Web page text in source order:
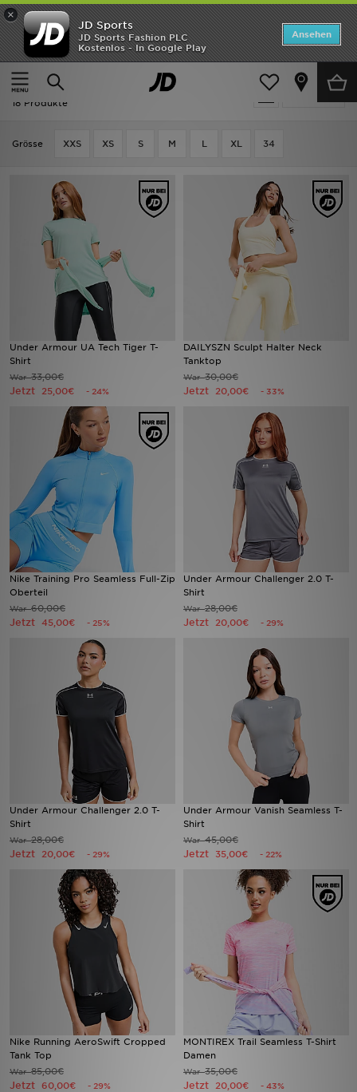
×
JD Sports
JD Sports Fashion PLC
Kostenlos - In Google Play
Ansehen
Startseite
Frauen Frauenkleidung Fitness Tops
verfeinern
Ausverkauf | Frauen - Fitness Tops
18 Produkte
Grӧsse XXS XS S M L XL 34
Under Armour UA Tech Tiger T-
Shirt
War33,00€
Jetzt 25,00€ - 24%
DAILYSZN Sculpt Halter Neck
Tanktop
War30,00€
Jetzt 20,00€ - 33%
Nike Training Pro Seamless Full-Zip
Oberteil
War60,00€
Jetzt 45,00€ - 25%
Under Armour Challenger 2.0 T-
Shirt
War28,00€
Jetzt 20,00€ - 29%
Under Armour Challenger 2.0 T-
Shirt
War28,00€
Jetzt 20,00€ - 29%
Under Armour Vanish Seamless T-
Shirt
War45,00€
Jetzt 35,00€ - 22%
Nike Running AeroSwift Cropped
Tank Top
War85,00€
Jetzt 60,00€ - 29%
MONTIREX Trail Seamless T-Shirt
Damen
War35,00€
Jetzt 20,00€ - 43%
Startseite
ANGEBOTE
Marken
Damen
Kinder
Bestsellers
JD Exklusives
Fußball
Sport
Lade Die APP
Geschenkkarte
Filialfinder
Mein JD
Meine Nachrichten
Bestellverfolgung
Hilfe & Kontakt
Trending Styles